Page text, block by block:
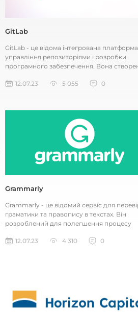
GitLab
GitLab - це відома інтегрована
управління репозиторіями і розробки
програмного забезпечення. Вона
12.07.23
5 055 0
Grammarly
Grammarly - це відомий сервіс для
граматики та правопису в текстах. Він
розроблений для полегшення процесу
12.07.23
4 310 0